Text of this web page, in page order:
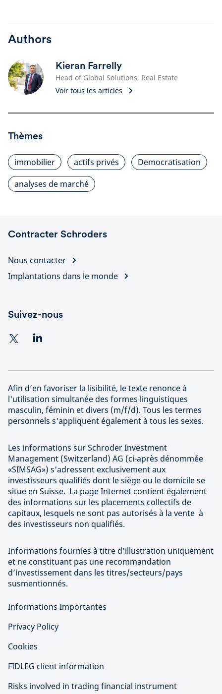
Authors
Kieran Farrelly
Head of Global Solutions, Real Estate
Voir tous les articles
Thèmes
immobilier actifs privés
Democratisation
analyses de marché
Contracter Schroders
Nous contacter
Implantations dans le monde
Suivez-nous
Afin d’en favoriser la lisibilité, le texte renonce à
l'utilisation simultanée des formes linguistiques
masculin, féminin et divers (m/f/d). Tous les termes
personnels s'appliquent également à tous les sexes.
Les informations sur Schroder Investment
Management (Switzerland) AG (ci-après dénommée
«SIMSAG») s'adressent exclusivement aux
investisseurs qualifiés dont le siège ou le domicile se
situe en Suisse. La page Internet contient également
des informations sur les placements collectifs de
capitaux, lesquels ne sont pas autorisés à la vente à
des investisseurs non qualifiés.
Informations fournies à titre d’illustration uniquement
et ne constituant pas une recommandation
d’investissement dans les titres/secteurs/pays
susmentionnés.
Informations Importantes
Privacy Policy
Cookies
FIDLEG client information
Risks involved in trading financial instrument